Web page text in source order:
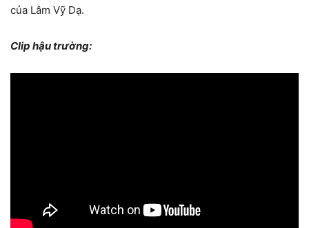
của Lâm Vỹ Dạ.
Clip hậu trường: